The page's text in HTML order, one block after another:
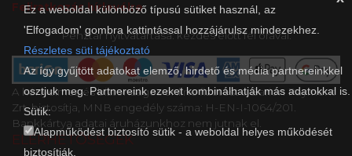
Ez a weboldal különböző típusú sütiket használ, az
'Elfogadom' gombra kattintással hozzájárulsz mindezekhez.
Részletes süti tájékoztató
Az így gyűjtött adatokat elemző, hirdető és média partnereinkkel
osztjuk meg. Partnereink ezeket kombinálhatják más adatokkal is.
Sütik:
Alapműködést biztosító sütik - a weboldal helyes működését
biztosítják.
Feliratkozás hírlevélre
Pénztár nyitvatartása: kezdés előtt fél órával.
A kényelmes és biztonságos online fizetést a Barion Payment
Zrt. biztosítja, MNB engedély száma: H-EN-I-1064/201.
Bankkártya adatai áruházunkhoz nem jutnak el.
ELÉRHETŐSÉGEK